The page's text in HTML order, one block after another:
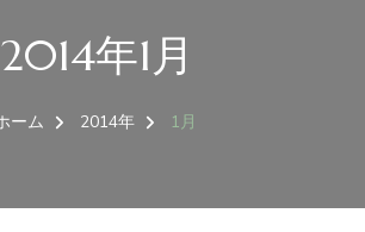
2014年1月
ーム 2014年 1月